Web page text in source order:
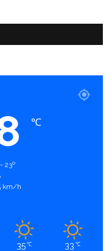
℃
23º
km/h
35 ℃ 33 ℃